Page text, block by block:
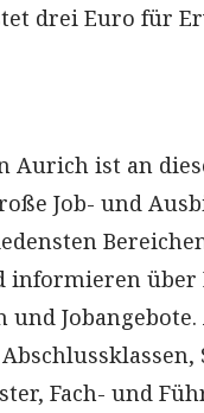
drei Euro für
Aurich ist an
Job- und
informieren über
Fach- und